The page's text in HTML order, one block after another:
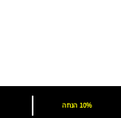
10% הנחה